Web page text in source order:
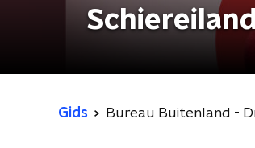
Gids Bureau Buitenland -